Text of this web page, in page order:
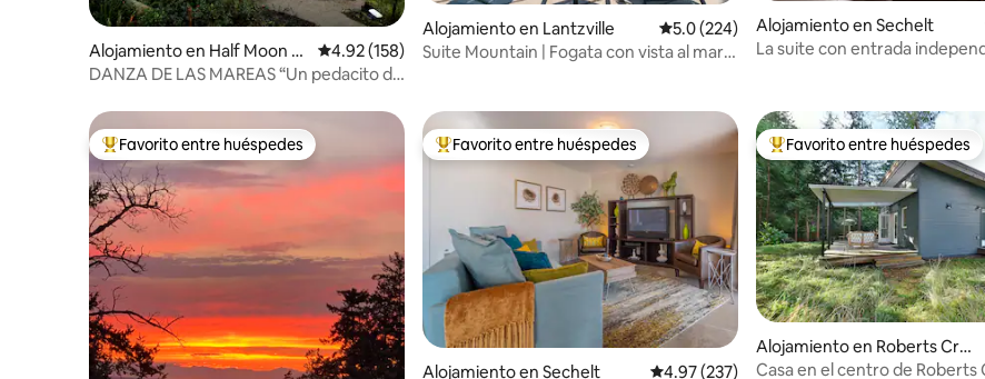
Alojamiento en Half Moon B
ay
Calificación promedio: 4.92 de 5, 158 reseñas
4.92 (158)
DANZA DE LAS MAREAS “Un pedacito de
Alojamiento en Lantzville Calificación promedio: 5.0 de 5, 224
5.0 (224)
Suite Mountain | Fogata con vista al mar |
Alojamiento en Sechelt
La suite con entrada
Favorito entre huéspedes preferido
Favorito entre huéspedes Favorito entre huéspedes preferido
Favorito entre huéspedes
Alojamiento en Sechelt Calificación promedio: 4.97 de 5, 237
4.97 (237)
Favorito entre huéspedes
Favorito entre huéspedes
Alojamiento en Roberts Cre
ek
Casa en el centro de Roberts